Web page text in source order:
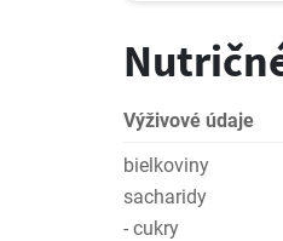
Výživové údaje
bielkoviny
sacharidy
- cukry